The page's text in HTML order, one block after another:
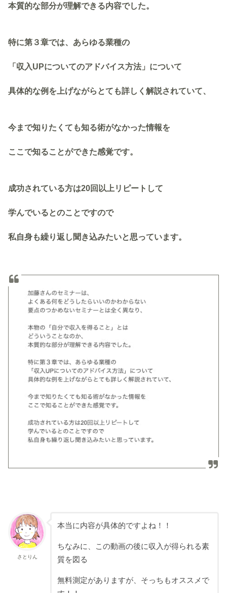
本質的な部分が理解できる内容でした。
特に第３章では、あらゆる業種の
「収入UPについてのアドバイス方法」について
具体的な例を上げながらとても詳しく解説されていて、
今まで知りたくても知る術がなかった情報を
ここで知ることができた感覚です。
成功されている方は20回以上リピートして
学んでいるとのことですので
私自身も繰り返し聞き込みたいと思っています。
さとりん
本当に内容が具体的ですよね！！
ちなみに、この動画の後に収入が得られる素
質を図る
無料測定がありますが、そっちもオススメで